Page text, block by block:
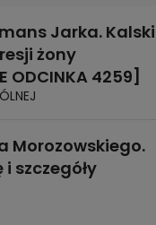
Jarka. Kalski
żony
ODCINKA 4259]
Morozowskiego.
szczegóły